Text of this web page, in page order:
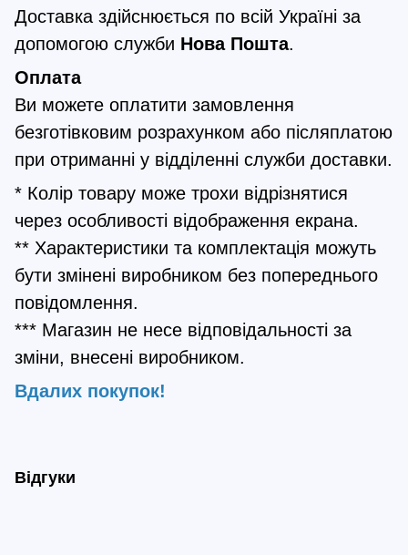
Доставка здійснюється по всій Україні за
допомогою служби Нова Пошта.
Оплата
Ви можете оплатити замовлення
безготівковим розрахунком або післяплатою
при отриманні у відділенні служби доставки.
* Колір товару може трохи відрізнятися
через особливості відображення екрана.
** Характеристики та комплектація можуть
бути змінені виробником без попереднього
повідомлення.
*** Магазин не несе відповідальності за
зміни, внесені виробником.
Вдалих покупок!
Відгуки